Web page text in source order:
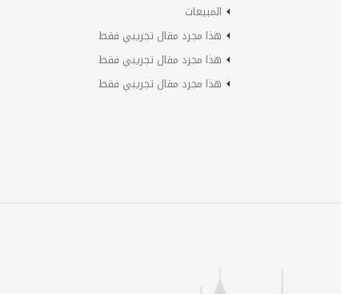
المبيعات
هذا مجرد مقال تجريبي فقط
هذا مجرد مقال تجريبي فقط
هذا مجرد مقال تجريبي فقط